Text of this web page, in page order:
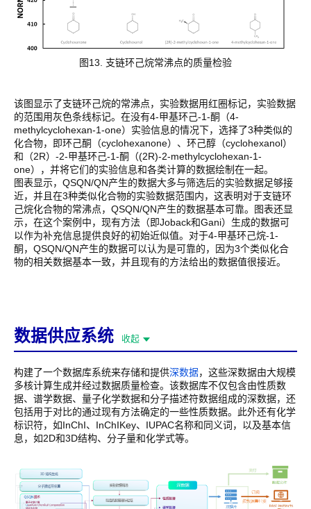
图13. 支链环己烷常沸点的质量检验
该图显示了支链环己烷的常沸点，实验数据用红圈标记，实验数据
的范围用灰色条线标记。在没有4-甲基环己-1-酮（4-
methylcyclohexan-1-one）实验信息的情况下，选择了3种类似的
化合物，即环己酮（cyclohexanone）、环己醇（cyclohexanol）
和（2R）-2-甲基环己-1-酮（(2R)-2-methylcyclohexan-1-
one），并将它们的实验信息和各类计算的数据绘制在一起。
图表显示，QSQN/QN产生的数据大多与筛选后的实验数据足够接
近，并且在3种类似化合物的实验数据范围内，这表明对于支链环
己烷化合物的常沸点，QSQN/QN产生的数据基本可靠。图表还显
示，在这个案例中，现有方法（即Joback和Gani）生成的数据可
以作为补充信息提供良好的初始近似值。对于4-甲基环己烷-1-
酮，QSQN/QN产生的数据可以认为是可靠的，因为3个类似化合
物的相关数据基本一致，并且现有的方法给出的数据值很接近。
数据供应系统 收起
构建了一个数据库系统来存储和提供深数据，这些深数据由大规模
多核计算生成并经过数据质量检查。该数据库不仅包含由性质数
据、谱学数据、量子化学数据和分子描述符数据组成的深数据，还
包括用于对比的通过现有方法确定的一些性质数据。此外还有化学
标识符，如InChI、InChIKey、IUPAC名称和同义词，以及基本信
息，如2D和3D结构、分子量和化学式等。